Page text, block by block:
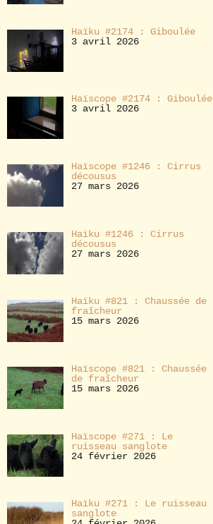
Haïku #2174 : Giboulée
3 avril 2026
Haïscope #2174 : Giboulée
3 avril 2026
Haïscope #1246 : Cirrus
décousus
27 mars 2026
Haïku #1246 : Cirrus
décousus
27 mars 2026
Haïku #821 : Chaussée de
fraîcheur
15 mars 2026
Haïscope #821 : Chaussée
de fraîcheur
15 mars 2026
Haïscope #271 : Le
ruisseau sanglote
24 février 2026
Haïku #271 : Le ruisseau
sanglote